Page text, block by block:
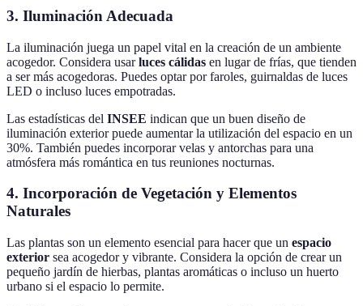
3. Iluminación Adecuada
La iluminación juega un papel vital en la creación de un ambiente
acogedor. Considera usarluces cálidas en lugar de frías, que tienden
a ser más acogedoras. Puedes optar por faroles, guirnaldas de luces
LED o incluso luces empotradas.
Las estadísticas del INSEE indican que un buen diseño de
iluminación exterior puede aumentar la utilización del espacio en un
30%. También puedes incorporar velas y antorchas para una
atmósfera más romántica en tus reuniones nocturnas.
4. Incorporación de Vegetación y Elementos
Naturales
Las plantas son un elemento esencial para hacer que un espacio
exterior sea acogedor y vibrante. Considera la opción de crear un
pequeño jardín de hierbas, plantas aromáticas o incluso un huerto
urbano si el espacio lo permite.